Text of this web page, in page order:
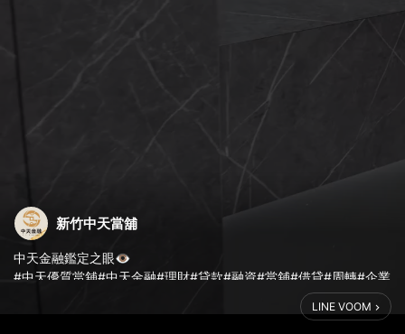
新竹中天當舖
中天金融鑑定之眼👁️
#中天優質當舖#中天金融#理財#貸款#融資#當舖#借貸#周轉#企業
融資#理財顧問#權利車#民間借貸#私設#轉銀行#鑑定#助理小姊姊
#流量密碼#鑽石鑑定
LINE VOOM